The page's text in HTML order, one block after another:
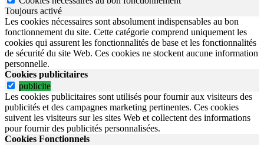
Toujours activé
Les cookies nécessaires sont absolument indispensables au bon
fonctionnement du site. Cette catégorie comprend uniquement les
cookies qui assurent les fonctionnalités de base et les fonctionnalités
de sécurité du site Web. Ces cookies ne stockent aucune information
personnelle.
Cookies publicitaires
publicite
Les cookies publicitaires sont utilisés pour fournir aux visiteurs des
publicités et des campagnes marketing pertinentes. Ces cookies
suivent les visiteurs sur les sites Web et collectent des informations
pour fournir des publicités personnalisées.
Cookies Fonctionnels